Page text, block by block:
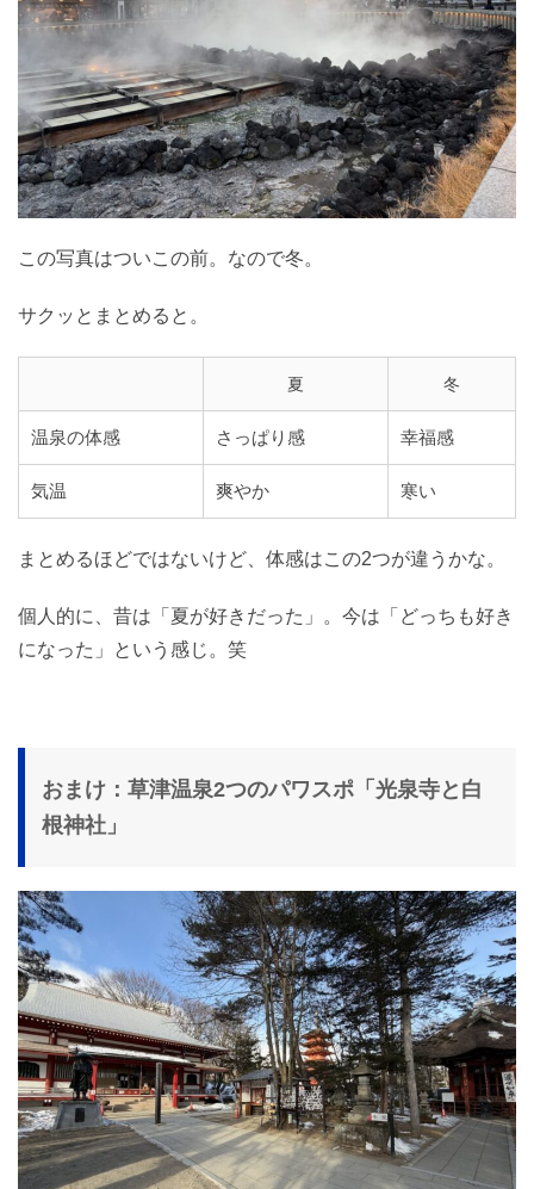
この写真はついこの前。なので冬。
サクッとまとめると。
夏 冬
温泉の体感 さっぱり感 幸福感
気温 爽やか 寒い
まとめるほどではないけど、体感はこの2つが違うかな。
個人的に、昔は「夏が好きだった」。今は「どっちも好き
になった」という感じ。笑
おまけ：草津温泉2つのパワスポ「光泉寺と白
根神社」